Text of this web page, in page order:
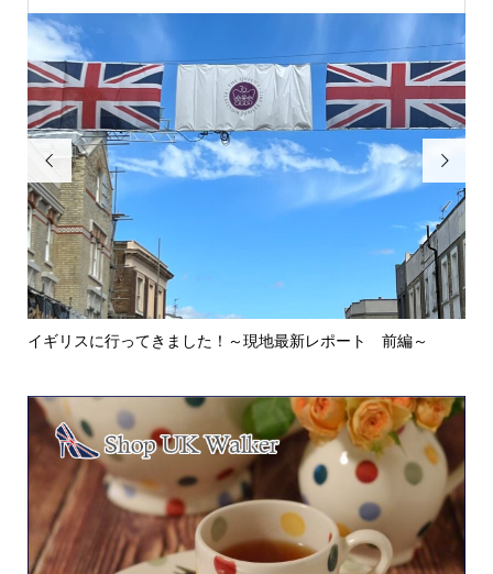

イギリスに行ってきました！～現地最新レポート 前編～
